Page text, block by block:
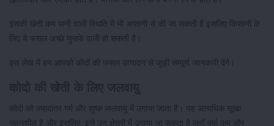
इसकी खेती कम पानी वाली स्थिति में भी आसानी से की जा सकती है इसलिए किसानों के
लिए ये फसल अच्छे मुनाफे वाली हो सकती है।
इस लेख में हम आपको कोदों की फसल उत्पादन से जुड़ी सम्पूर्ण जानकारी देंगे।
कोदो को ज़्यादातर गर्म और शुष्क जलवायु में उगाया जाता है। यह अत्यधिक सूखा
सहनशील है और इसलिए, इसे उन क्षेत्रों में उगाया जा सकता है जहाँ वर्षा कम और